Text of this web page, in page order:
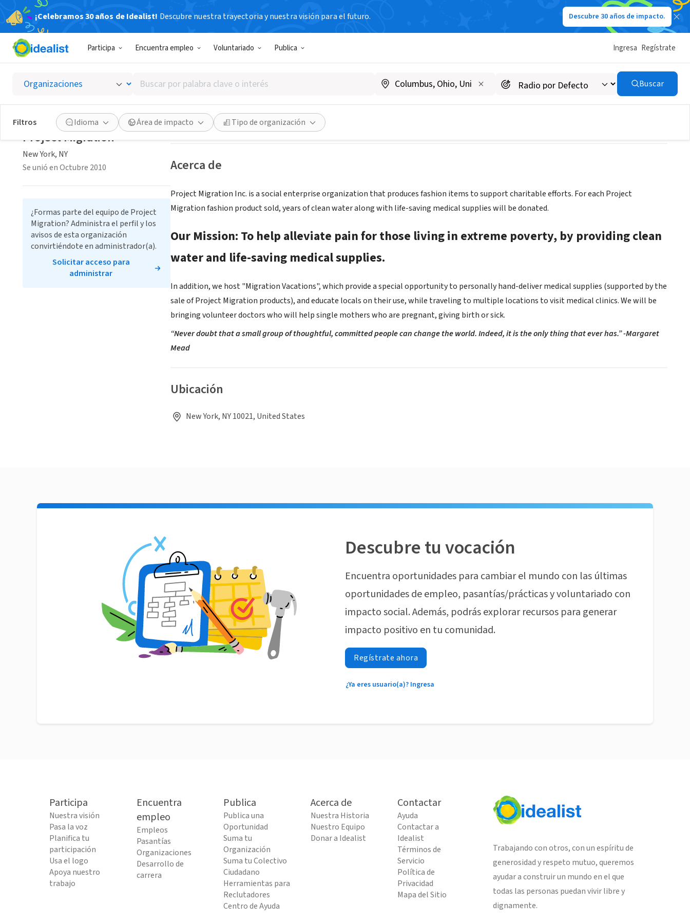
¡Celebramos 30 años de Idealist! Descubre nuestra trayectoria y nuestra visión para el futuro. Descubre 30 años de impacto.
Participa Encuentra empleo Voluntariado Publica Ingresa Regístrate
Buscar
por
palabra
clave
o
interés
Buscar
Filtros Idioma Área de impacto Tipo de organización
Project Migration
New York, NY|www.projectmigration.org
Guardar Compartir
Acerca de
Project Migration Inc. is a social enterprise organization that produces fashion items to support charitable efforts. For each Project
Migration fashion product sold, years of clean water along with life-saving medical supplies will be donated.
Our Mission: To help alleviate pain for those living in extreme poverty, by providing clean
water and life-saving medical supplies.
In addition, we host "Migration Vacations", which provide a special opportunity to personally hand-deliver medical supplies (supported by the
sale of Project Migration products), and educate locals on their use, while traveling to multiple locations to visit medical clinics. We will be
bringing volunteer doctors who will help single mothers who are pregnant, giving birth or sick.
“Never doubt that a small group of thoughtful, committed people can change the world. Indeed, it is the only thing that ever has.” -Margaret
Mead
Ubicación
New York, NY 10021, United States
Project Migration
New York, NY
Se unió en Octubre 2010
¿Formas parte del equipo de Project
Migration? Administra el perfil y los
avisos de esta organización
convirtiéndote en administrador(a).
Solicitar acceso para
administrar
Descubre tu vocación
Encuentra oportunidades para cambiar el mundo con las últimas
oportunidades de empleo, pasantías/prácticas y voluntariado con
impacto social. Además, podrás explorar recursos para generar
impacto positivo en tu comunidad.
Regístrate ahora
¿Ya eres usuario(a)? Ingresa
Participa
Nuestra visión
Pasa la voz
Planifica tu
participación
Usa el logo
Apoya nuestro
trabajo
Encuentra
empleo
Empleos
Pasantías
Organizaciones
Desarrollo de
carrera
Publica
Publica una
Oportunidad
Suma tu
Organización
Suma tu Colectivo
Ciudadano
Herramientas para
Reclutadores
Centro de Ayuda
Acerca de
Nuestra Historia
Nuestro Equipo
Donar a Idealist
Contactar
Ayuda
Contactar a
Idealist
Términos de
Servicio
Política de
Privacidad
Mapa del Sitio
Trabajando con otros, con un espíritu de
generosidad y respeto mutuo, queremos
ayudar a construir un mundo en el que
todas las personas puedan vivir libre y
dignamente.